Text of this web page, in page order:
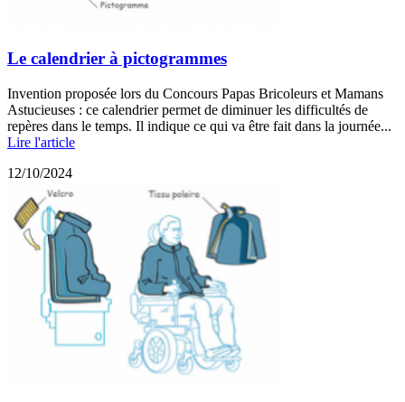
Le calendrier à pictogrammes
Invention proposée lors du Concours Papas Bricoleurs et Mamans
Astucieuses : ce calendrier permet de diminuer les difficultés de
repères dans le temps. Il indique ce qui va être fait dans la journée...
Lire l'article
12/10/2024